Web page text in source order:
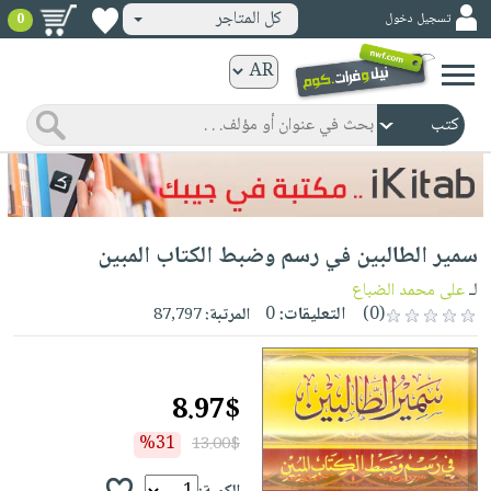
ورقية
المواضيع
صدر
حديثاً
الأكثر
مبيعاً
جوائز
شحن
مخفض
عروض
خاصة
صفحات
مشوقة
كتب
الكترونية
الرئيسية
صدر
حديثاً
الأكثر
مبيعاً
كتب
مجانية
كتب
صوتية
الصفحة
الرئيسية
masmu3
بلا
حدود
أطفال
وناشئة
الصفحةوسائل
تسجيل دخول كل المتاجر 0
سمير الطالبين في رسم وضبط الكتاب المبين
لـعلى محمد الضباع
(0)
التعليقات:0 المرتبة:87,797
8.97$
13.00$
%31